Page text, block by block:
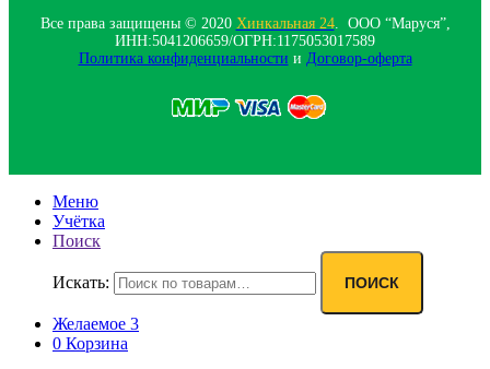
Все права защищены © 2020 Хинкальная 24. ООО “Маруся”,
ИНН:5041206659/ОГРН:1175053017589
Политика конфиденциальности‍ и Договор-оферта
Меню
Учётка
Поиск
Искать: ПОИСК
Желаемое 3
0 Корзина